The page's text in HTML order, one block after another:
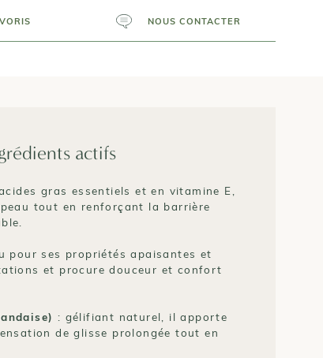
NOUS CONTACTER
actifs
gras essentiels et en vitamine E,
tout en renforçant la barrière
pour ses propriétés apaisantes et
et procure douceur et confort
: gélifiant naturel, il apporte
de glisse prolongée tout en